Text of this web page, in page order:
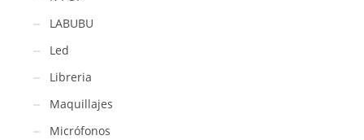
LABUBU
Led
Libreria
Maquillajes
Micrófonos